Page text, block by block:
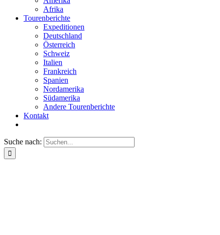
Afrika
Tourenberichte
Expeditionen
Deutschland
Österreich
Schweiz
Italien
Frankreich
Spanien
Nordamerika
Südamerika
Andere Tourenberichte
Kontakt
Suche nach: